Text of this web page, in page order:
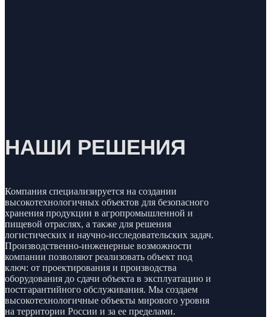
НАШИ РЕШЕНИЯ
Компания специализируется на создании
высокотехнологичных объектов для безопасного
хранения продукции в агропромышленной и
пищевой отраслях, а также для решения
логистических и научно-исследовательских задач.
Производственно-инженерные возможности
компании позволяют реализовать объект под
ключ: от проектирования и производства
оборудования до сдачи объекта в эксплуатацию и
постгарантийного обслуживания. Мы создаем
высокотехнологичные объекты мирового уровня
на территории России и за ее пределами.